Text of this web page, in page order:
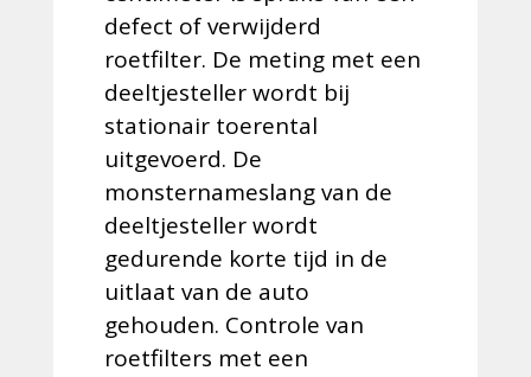
defect of verwijderd
roetfilter. De meting met een
deeltjesteller wordt bij
stationair toerental
uitgevoerd. De
monsternameslang van de
deeltjesteller wordt
gedurende korte tijd in de
uitlaat van de auto
gehouden. Controle van
roetfilters met een